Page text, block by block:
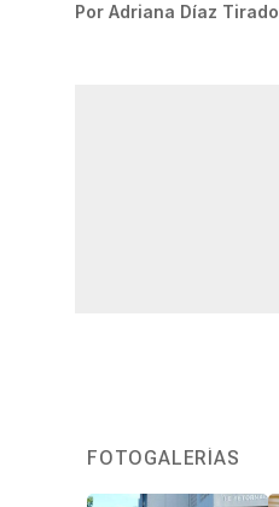
Por Adriana Díaz Tirado
FOTOGALERÍAS